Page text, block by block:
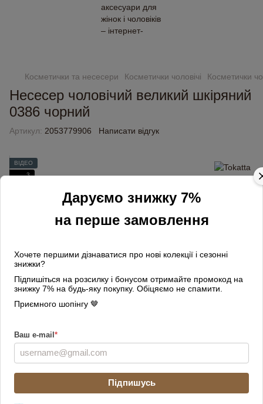
Даруємо знижку 7%
на перше замовлення
Хочете першими дізнаватися про нові колекції і сезонні
знижки?
Підпишіться на розсилку і бонусом отримайте промокод на
знижку 7% на будь-яку покупку. Обіцяємо не спамити.
Приємного шопінгу 🤎
Ваш e-mail*
Підпишусь
Косметички та несесери Косметички чоловічі Косметички
Несесер чоловічий великий шкіряний
0386 чорний
Артикул: 2053779906 Написати відгук
ВІДЕО
3